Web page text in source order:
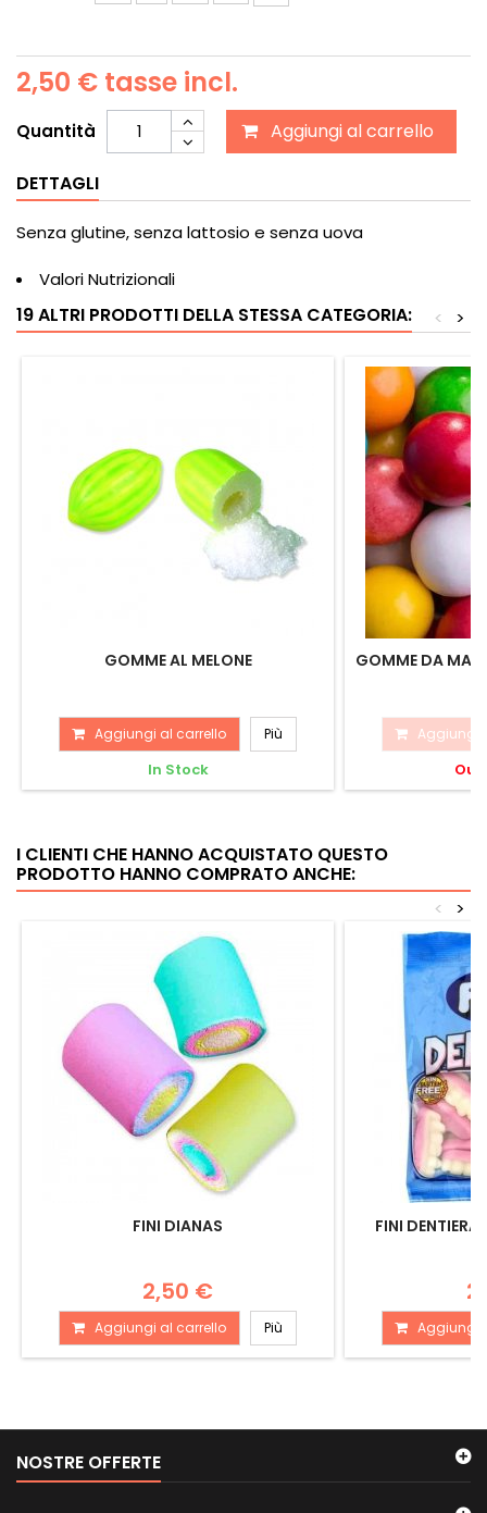
2,50 € tasse incl.
Quantità Aggiungi al carrello
DETTAGLI
Senza glutine, senza lattosio e senza uova
Valori Nutrizionali
19 ALTRI PRODOTTI DELLA STESSA CATEGORIA: >
<
GOMME AL MELONE
Aggiungi al carrello Più
In Stock
GOMME DA
Aggiungi
Out
I CLIENTI CHE HANNO ACQUISTATO QUESTO
PRODOTTO HANNO COMPRATO ANCHE:
>
<
FINI DIANAS
2,50 €
Aggiungi al carrello Più
FINI DENTIERA
Aggiungi
NOSTRE OFFERTE